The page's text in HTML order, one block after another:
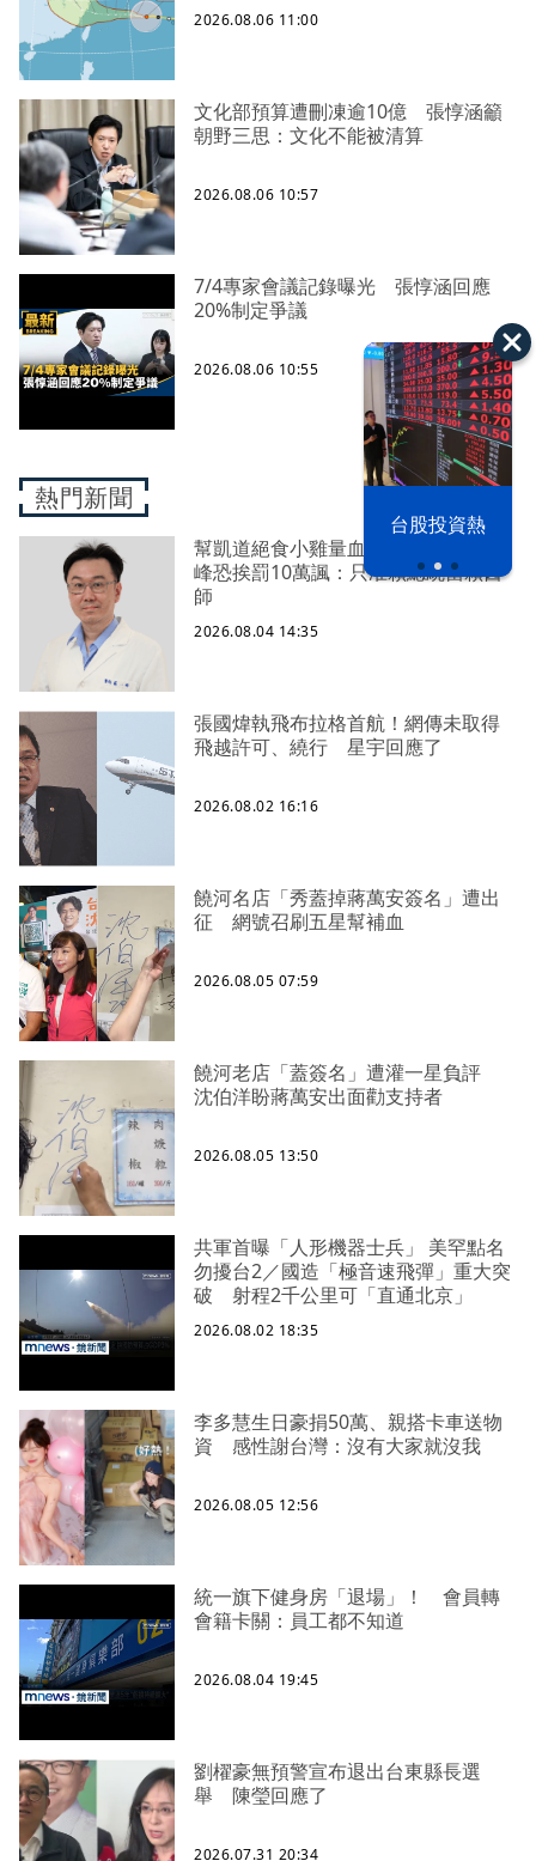
之下
台股投資熱
2026.08.06 11:00
文化部預算遭刪凍逾10億 張惇涵籲
朝野三思：文化不能被清算
2026.08.06 10:57
7/4專家會議記錄曝光 張惇涵回應
20%制定爭議
2026.08.06 10:55
熱門新聞
幫凱道絕食小雞量血壓遭檢舉？蘇一
峰恐挨罰10萬諷：只准賴總統當賴醫
師
2026.08.04 14:35
張國煒執飛布拉格首航！網傳未取得
飛越許可、繞行 星宇回應了
2026.08.02 16:16
饒河名店「秀蓋掉蔣萬安簽名」遭出
征 網號召刷五星幫補血
2026.08.05 07:59
饒河老店「蓋簽名」遭灌一星負評
沈伯洋盼蔣萬安出面勸支持者
2026.08.05 13:50
共軍首曝「人形機器士兵」 美罕點名
勿擾台2／國造「極音速飛彈」重大突
破 射程2千公里可「直通北京」
2026.08.02 18:35
李多慧生日豪捐50萬、親搭卡車送物
資 感性謝台灣：沒有大家就沒我
2026.08.05 12:56
統一旗下健身房「退場」！ 會員轉
會籍卡關：員工都不知道
2026.08.04 19:45
劉櫂豪無預警宣布退出台東縣長選
舉 陳瑩回應了
2026.07.31 20:34